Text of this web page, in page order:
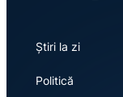
Știri la zi
Politică